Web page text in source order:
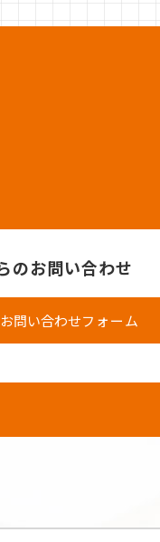
のお問い合わせ
問い合わせフォーム